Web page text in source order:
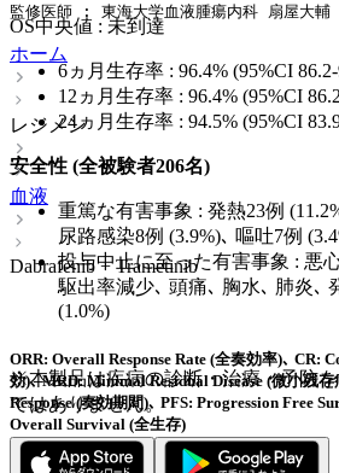
監修医師 : 東海大学血液腫瘍内科 扇屋大輔
ホーム
レジメン
血液
Dabrafenib + Trametinib
※本製品は疾病の診断・治療・予防
ではありません。
OS中央値 : 未到達
6ヵ月生存率 : 96.4% (95%CI
12ヵ月生存率 : 96.4% (95%CI
24ヵ月生存率 : 94.5% (95%CI
安全性 (全被験者206名)
重篤な有害事象 : 発熱23例
尿路感染8例 (3.9%)､ 嘔吐7例
投与中止に至った有害事象 : 悪
駆出率減少､ 頭痛､ 胸水､ 肺炎､
(1.0%)
ORR: Overall Response Rate (全奏効率)､ CR:
効)､ MRD: Minimal Residual Disease (微小残
Response (奏効期間)､ PFS: Progression Free
Overall Survival (全生存)